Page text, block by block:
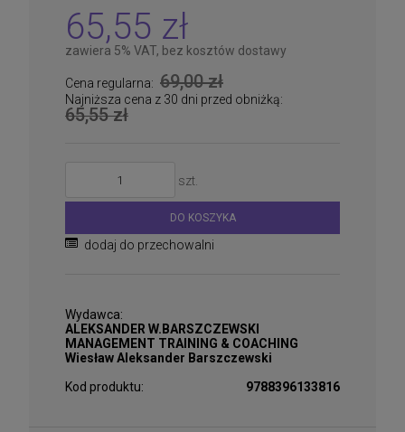
65,55 zł
zawiera 5% VAT, bez kosztów dostawy
Cena regularna: 69,00 zł
Najniższa cena z 30 dni przed obniżką:
65,55 zł
szt.
DO KOSZYKA
dodaj do przechowalni
Wydawca:
ALEKSANDER W.BARSZCZEWSKI
MANAGEMENT TRAINING & COACHING
Wiesław Aleksander Barszczewski
Kod produktu:
9788396133816